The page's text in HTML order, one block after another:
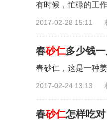
有时候，忙碌的工
2017-02-28 15:11
春砂仁多少钱
春砂仁，这是一种
2017-02-24 13:13
春砂仁怎样吃